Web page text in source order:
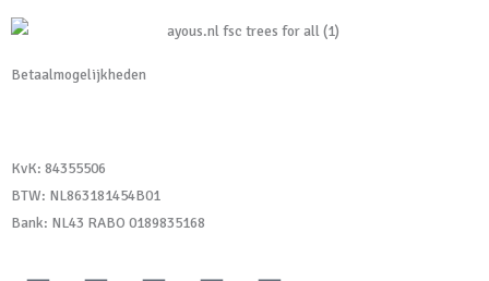
Betaalmogelijkheden
KvK: 84355506
BTW: NL863181454B01
Bank: NL43 RABO 0189835168